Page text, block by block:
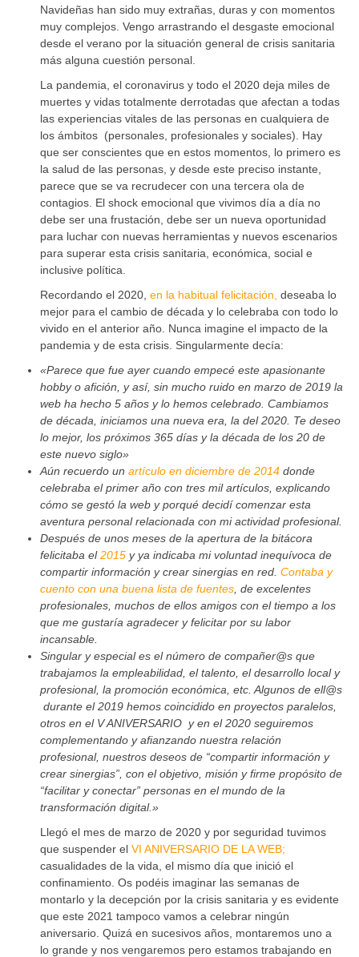
Navideñas han sido muy extrañas, duras y con momentos
muy complejos. Vengo arrastrando el desgaste emocional
desde el verano por la situación general de crisis sanitaria
más alguna cuestión personal.
La pandemia, el coronavirus y todo el 2020 deja miles de
muertes y vidas totalmente derrotadas que afectan a todas
las experiencias vitales de las personas en cualquiera de
los ámbitos (personales, profesionales y sociales). Hay
que ser conscientes que en estos momentos, lo primero es
la salud de las personas, y desde este preciso instante,
parece que se va recrudecer con una tercera ola de
contagios. El shock emocional que vivimos día a día no
debe ser una frustación, debe ser un nueva oportunidad
para luchar con nuevas herramientas y nuevos escenarios
para superar esta crisis sanitaria, económica, social e
inclusive política.
Recordando el 2020, en la habitual felicitación, deseaba lo
mejor para el cambio de década y lo celebraba con todo lo
vivido en el anterior año. Nunca imagine el impacto de la
pandemia y de esta crisis. Singularmente decía:
«Parece que fue ayer cuando empecé este apasionante
hobby o afición, y así, sin mucho ruido en marzo de 2019 la
web ha hecho 5 años y lo hemos celebrado. Cambiamos
de década, iniciamos una nueva era, la del 2020. Te deseo
lo mejor, los próximos 365 días y la década de los 20 de
este nuevo siglo»
Aún recuerdo un artículo en diciembre de 2014 donde
celebraba el primer año con tres mil artículos, explicando
cómo se gestó la web y porqué decidí comenzar esta
aventura personal relacionada con mi actividad profesional.
Después de unos meses de la apertura de la bitácora
felicitaba el2015 y ya indicaba mi voluntad inequívoca de
compartir información y crear sinergias en red. Contaba y
cuento con una buena lista de fuentes , de excelentes
profesionales, muchos de ellos amigos con el tiempo a los
que me gustaría agradecer y felicitar por su labor
incansable.
Singular y especial es el número de compañer@s que
trabajamos la empleabilidad, el talento, el desarrollo local y
profesional, la promoción económica, etc. Algunos de ell@s
durante el 2019 hemos coincidido en proyectos paralelos,
otros en el V ANIVERSARIO y en el 2020 seguiremos
complementando y afianzando nuestra relación
profesional, nuestros deseos de “compartir información y
crear sinergias”, con el objetivo, misión y firme propósito de
“facilitar y conectar” personas en el mundo de la
transformación digital.»
Llegó el mes de marzo de 2020 y por seguridad tuvimos
que suspender el VI ANIVERSARIO DE LA WEB;
casualidades de la vida, el mismo día que inició el
confinamiento. Os podéis imaginar las semanas de
montarlo y la decepción por la crisis sanitaria y es evidente
que este 2021 tampoco vamos a celebrar ningún
aniversario. Quizá en sucesivos años, montaremos uno a
lo grande y nos vengaremos pero estamos trabajando en